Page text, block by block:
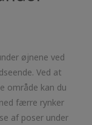
øjnene ved
Ved at
område kan du
færre rynker
af poser under